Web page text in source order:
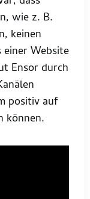
wie z. B.
keinen
Website
Ensor durch
positiv auf
können.